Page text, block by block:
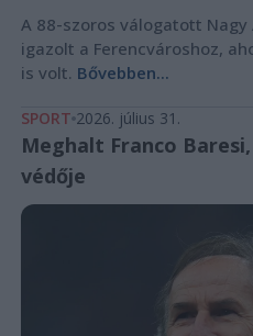
A 88-szoros válogatott
igazolt a Ferencvároshoz,
is volt. Bővebben...
SPORT 2026. július 31.
Meghalt Franco
védője